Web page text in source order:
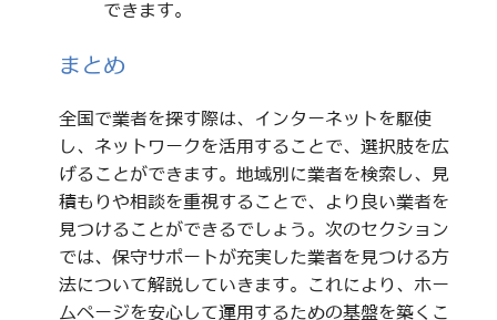
できます。
まとめ
全国で業者を探す際は、インターネットを駆使
し、ネットワークを活用することで、選択肢を広
げることができます。地域別に業者を検索し、見
積もりや相談を重視することで、より良い業者を
見つけることができるでしょう。次のセクション
では、保守サポートが充実した業者を見つける方
法について解説していきます。これにより、ホー
ムページを安心して運用するための基盤を築くこ